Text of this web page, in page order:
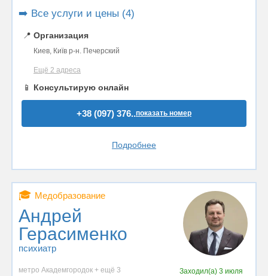
➡️ Все услуги и цены (4)
📍 Организация
Киев, Київ р-н. Печерский
Ещё 2 адреса
📱 Консультирую онлайн
+38 (097) 376..показать номер
Подробнее
🎓 Медобразование
Андрей
Герасименко
психиатр
метро Академгородок + ещё 3 Заходил(а) 3 июля